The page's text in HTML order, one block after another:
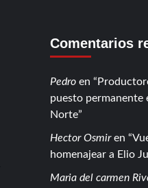
Comentarios
Pedroen
puesto permanente
Norte
Hector Osmiren
homenajear a Elio
Maria del carmen